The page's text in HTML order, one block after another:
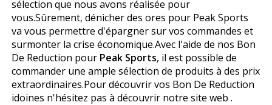
sélection que nous avons réalisée pour
vous.Sûrement, dénicher des offres pour Peak Sports
va vous permettre d'épargner sur vos commandes et
surmonter la crise économique.Avec l'aide de nos Bon
De Reduction pour Peak Sports, il est possible de
commander une ample sélection de produits à des prix
extraordinaires.Pour découvrir vos Bon De Reduction
idoines n'hésitez pas à découvrir notre site web .